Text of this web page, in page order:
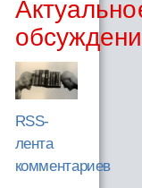
RSS-
лента
комментариев